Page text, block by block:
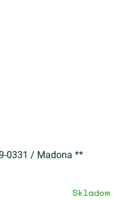
0331 / Madona **
Skladom